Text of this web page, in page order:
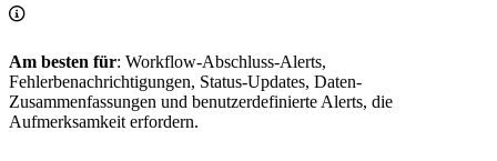
Am besten für: Workflow-Abschluss-Alerts,
Fehlerbenachrichtigungen, Status-Updates, Daten-
Zusammenfassungen und benutzerdefinierte Alerts, die
Aufmerksamkeit erfordern.